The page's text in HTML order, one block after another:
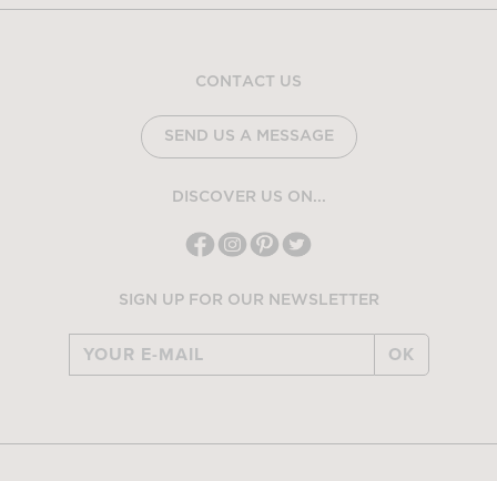
CONTACT US
SEND US A MESSAGE
DISCOVER US ON...
SIGN UP FOR OUR NEWSLETTER
OK